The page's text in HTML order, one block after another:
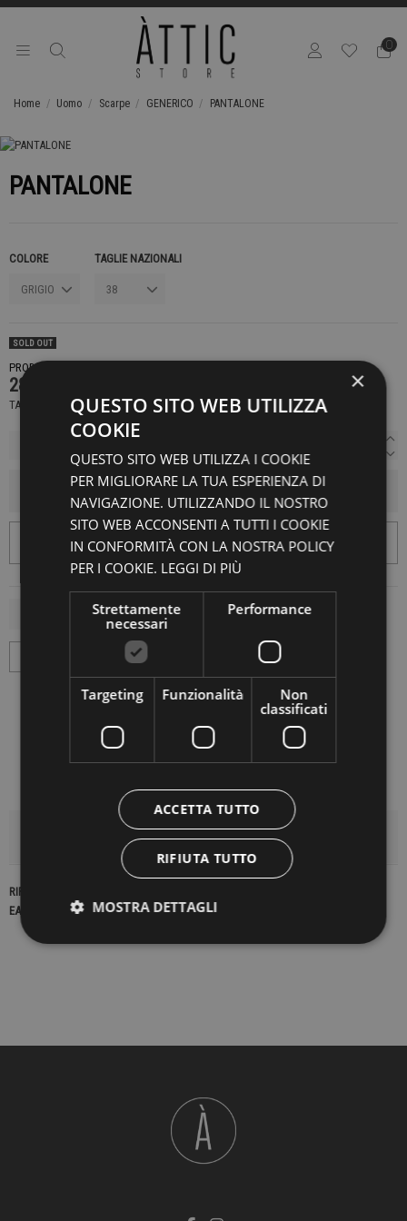
0
Home Uomo Scarpe GENERICO PANTALONE
PANTALONE
COLORE TAGLIE NAZIONALI
SOLD OUT
PRODOTTO NON DISPONIBILE CONTATTACI PER SAPERE DI PIÙ
289,00 €
TASSE INCLUSE
AGGIUNGI AL CARRELLO
DETTAGLI DEL PRODOTTO
RIFERIMENTO
EAN13
2900000442627
×
QUESTO SITO WEB UTILIZZA
COOKIE
QUESTO SITO WEB UTILIZZA I COOKIE
PER MIGLIORARE LA TUA ESPERIENZA DI
NAVIGAZIONE. UTILIZZANDO IL NOSTRO
SITO WEB ACCONSENTI A TUTTI I COOKIE
IN CONFORMITÀ CON LA NOSTRA POLICY
PER I COOKIE. LEGGI DI PIÙ
Strettamente
necessari
Performance
Targeting Funzionalità
Non
classificati
ACCETTA TUTTO
RIFIUTA TUTTO
MOSTRA DETTAGLI